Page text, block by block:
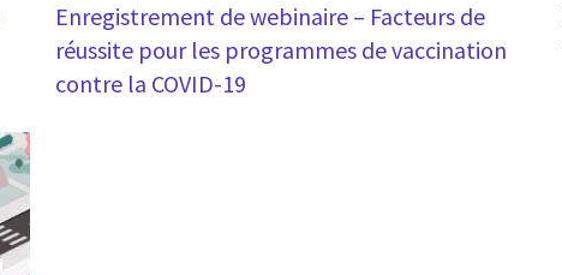
Enregistrement de webinaire – Facteurs de
réussite pour les programmes de vaccination
contre la COVID-19